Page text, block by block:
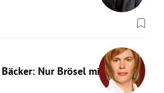
Nur Brösel mit